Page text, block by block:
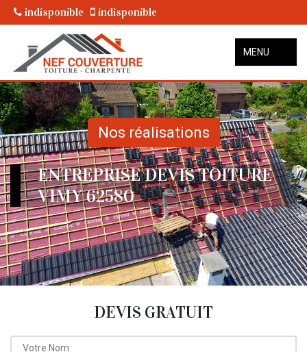
indisponible indisponible
MENU
Nos réalisations
ENTREPRISE DEVIS TOITURE
VIMY 62580
DEVIS GRATUIT